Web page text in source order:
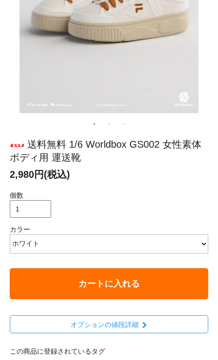
送料無料 1/6 Worldbox GS002 女性素体
ボディ用 運送靴
2,980円(税込)
個数
カラー
カートに入れる
オプションの値段詳細
この商品に登録されているタグ